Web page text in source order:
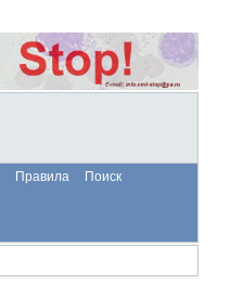
Правила
Поиск